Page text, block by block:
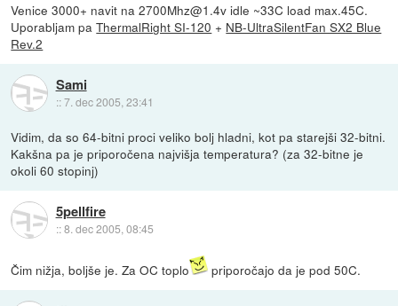
Venice 3000+ navit na 2700Mhz@1.4v idle ~33C load max.45C.
Uporabljam paThermalRight SI-120 + NB-UltraSilentFan SX2 Blue
Rev.2
Sami
::7. dec 2005, 23:41
Vidim, da so 64-bitni proci veliko bolj hladni, kot pa starejši 32-bitni.
Kakšna pa je priporočena najvišja temperatura? (za 32-bitne je
okoli 60 stopinj)
5pellfire
::8. dec 2005, 08:45
Čim nižja, boljše je. Za OC toplo priporočajo da je pod 50C.